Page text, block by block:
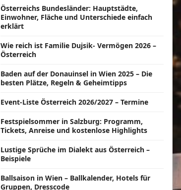
Österreichs Bundesländer: Hauptstädte,
Einwohner, Fläche und Unterschiede einfach
erklärt
Wie reich ist Familie Dujsik- Vermögen 2026 –
Österreich
Baden auf der Donauinsel in Wien 2025 – Die
besten Plätze, Regeln & Geheimtipps
Event-Liste Österreich 2026/2027 – Termine
Festspielsommer in Salzburg: Programm,
Tickets, Anreise und kostenlose Highlights
Lustige Sprüche im Dialekt aus Österreich –
Beispiele
Ballsaison in Wien – Ballkalender, Hotels für
Gruppen, Dresscode